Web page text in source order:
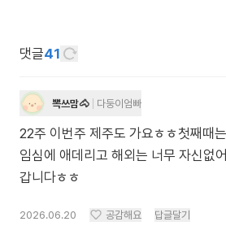
댓글41
뽁쓰맘🐴 다둥이엄빠
22주 이번주 제주도 가요ㅎㅎ첫째때
임심에 애데리고 해외는 너무 자신없
갑니다ㅎㅎ
2026.06.20 공감해요 답글달기